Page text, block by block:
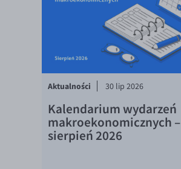
EUR/CHF
EUR/NOK
EUR/SEK
Aktualności 30 lip 2026
Kalendarium wydarzeń
makroekonomicznych –
sierpień 2026